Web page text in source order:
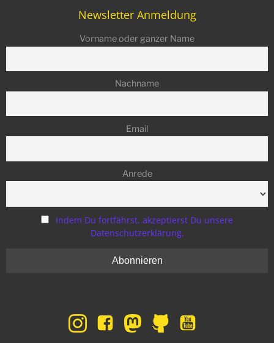
Newsletter Anmeldung
Vorname oder ganzer Name
Nachname
Email
Anrede
Indem Du fortfährst, akzeptierst Du unsere
Datenschutzerklärung.